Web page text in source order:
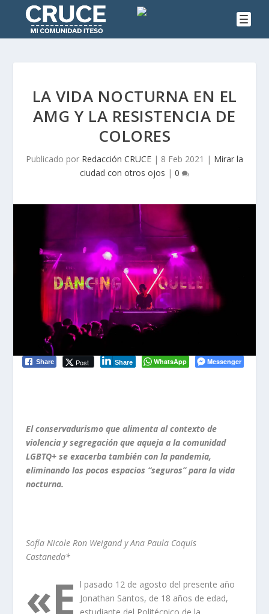
LA VIDA NOCTURNA EN EL
AMG Y LA RESISTENCIA DE
COLORES
Publicado por Redacción CRUCE | 8 Feb 2021 | Mirar la
ciudad con otros ojos | 0
Share Post Share WhatsApp Messenger
El conservadurismo que alimenta al contexto de
violencia y segregación que aqueja a la comunidad
LGBTQ+ se exacerba también con la pandemia,
eliminando los pocos espacios “seguros” para la vida
nocturna.
Sofía Nicole Ron Weigand y Ana Paula Coquis
Castaneda*
«E
l pasado 12 de agosto del presente año
Jonathan Santos, de 18 años de edad,